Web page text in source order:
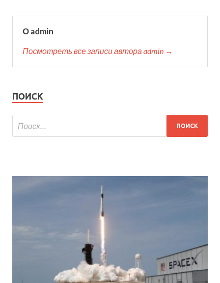
О admin
Посмотреть все записи автора admin →
ПОИСК